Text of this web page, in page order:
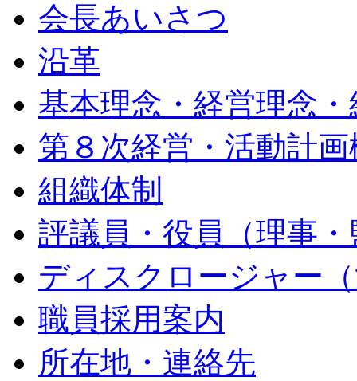
会長あいさつ
沿革
基本理念・経営理念
第８次経営・活動計画
組織体制
評議員・役員（理事
ディスクロージャー
職員採用案内
所在地・連絡先